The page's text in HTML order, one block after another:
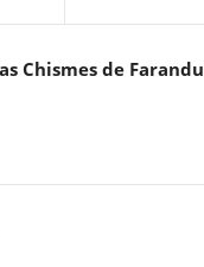
Chismes de